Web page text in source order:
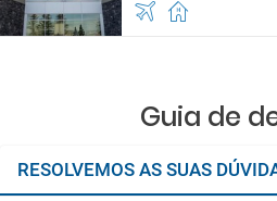
Guia de
RESOLVEMOS AS SUAS